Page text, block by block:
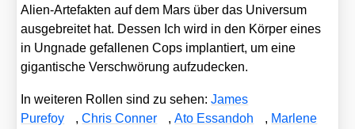
Ali­en-Arte­fak­ten auf dem Mars über das Uni­ver­sum
aus­ge­brei­tet hat. Des­sen Ich wird in den Kör­per eines
in Ungna­de gefal­le­nen Cops implan­tiert, um eine
gigan­ti­sche Ver­schwö­rung auf­zu­de­cken.
In wei­te­ren Rol­len sind zu sehen:James
Purefoy
,Chris Con­ner ,Ato Essan­doh , Mar­le­ne